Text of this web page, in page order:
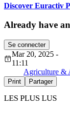
Discover Euractiv
Already have
Se connecter
Mar 20, 2025 -
11:11
Agriculture &
Print Partager
LES PLUS LUS